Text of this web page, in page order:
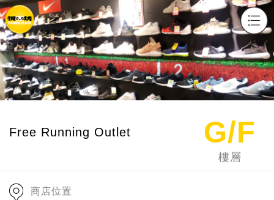
Free Running Outlet G/F
樓層
商店位置
x